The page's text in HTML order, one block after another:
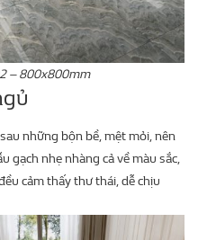
– 800x800mm
những bộn bề, mệt mỏi, nên
gạch nhẹ nhàng cả về màu sắc,
cảm thấy thư thái, dễ chịu